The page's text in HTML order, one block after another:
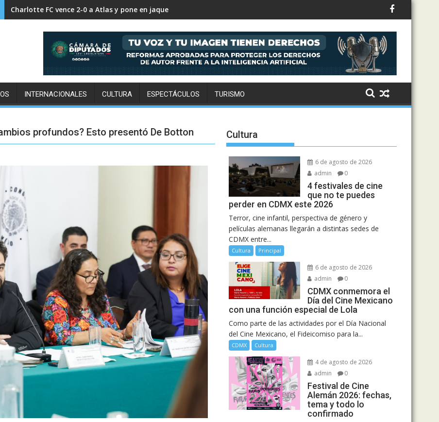
FC Cincinnati supera 2-0 a Pumas y decreta su eliminación internaciona
INTERNACIONALES CULTURA ESPECTÁCULOS TURISMO
profundos? Esto presentó De Botton Cultura
6 de agosto de 2026
admin
0
4 festivales de cine
que no te puedes
perder en CDMX este 2026
Terror, cine infantil, perspectiva de género y
películas alemanas llegarán a distintas sedes de
CDMX entre...
Cultura Principal
6 de agosto de 2026
admin
0
CDMX conmemora el
Día del Cine Mexicano
con una función especial de Lola
Como parte de las actividades por el Día Nacional
del Cine Mexicano, el Fideicomiso para la...
CDMX Cultura
4 de agosto de 2026
admin
0
Festival de Cine
Alemán 2026: fechas,
tema y todo lo
confirmado